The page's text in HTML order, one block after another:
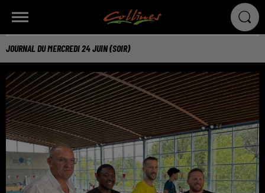
JOURNAL DU MERCREDI 24 JUIN (SOIR)